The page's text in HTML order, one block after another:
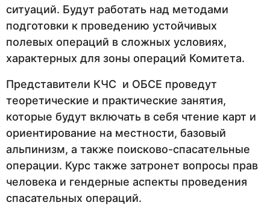
ситуаций. Будут работать над методами
подготовки к проведению устойчивых
полевых операций в сложных условиях,
характерных для зоны операций Комитета.
Представители КЧС и ОБСЕ проведут
теоретические и практические занятия,
которые будут включать в себя чтение карт и
ориентирование на местности, базовый
альпинизм, а также поисково-спасательные
операции. Курс также затронет вопросы прав
человека и гендерные аспекты проведения
спасательных операций.